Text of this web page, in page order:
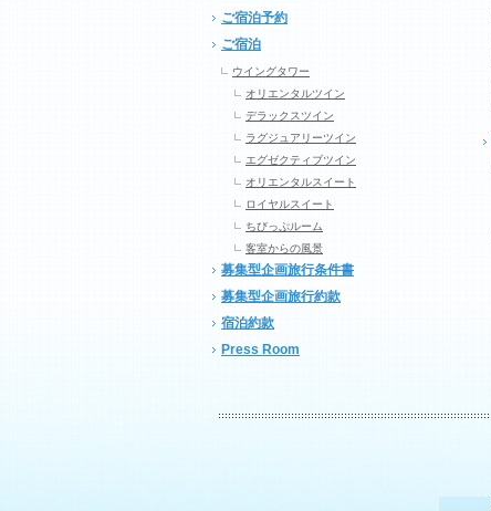
ご宿泊予約
ご宿泊
ウイングタワー
オリエンタルツイン
デラックスツイン
ラグジュアリーツイン
エグゼクティブツイン
オリエンタルスイート
ロイヤルスイート
ちびっぷルーム
客室からの風景
募集型企画旅行条件書
募集型企画旅行約款
宿泊約款
Press Room